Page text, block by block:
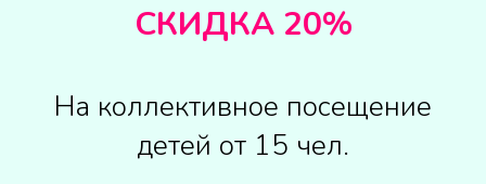
СКИДКА 20%
На коллективное посещение
детей от 15 чел.